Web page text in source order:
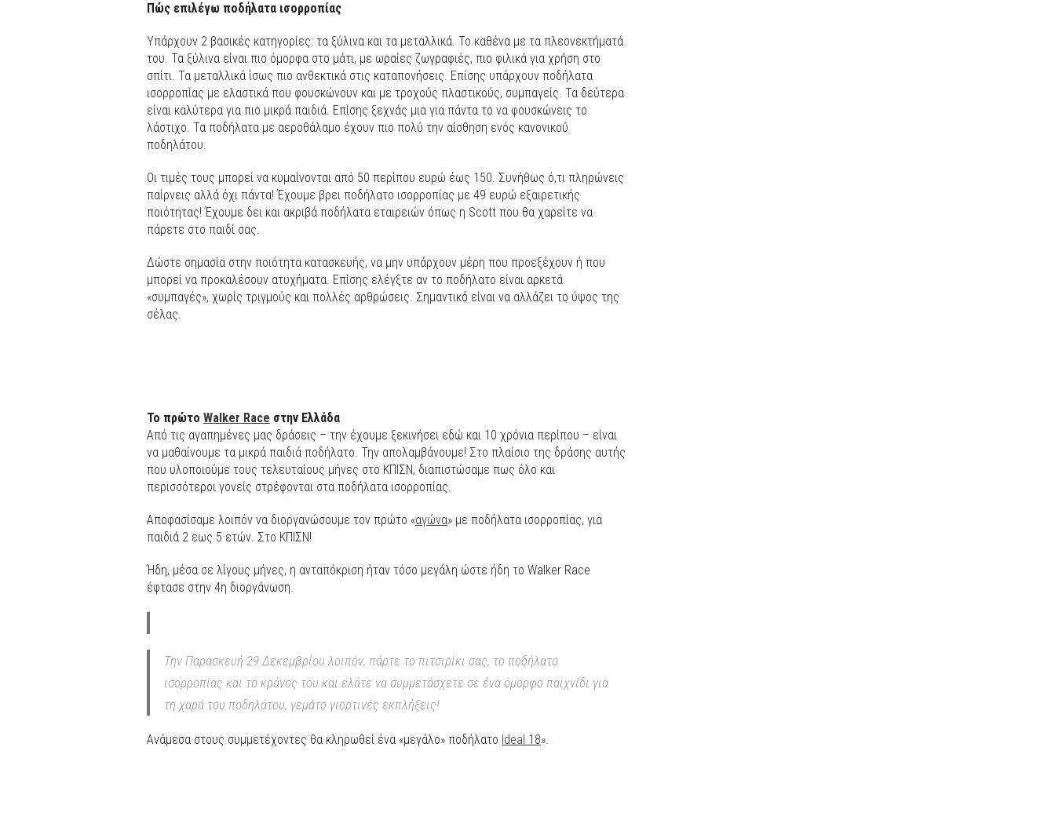
Πώς επιλέγω ποδήλατα ισορροπίας
Υπάρχουν 2 βασικές κατηγορίες: τα ξύλινα και τα μεταλλικά. Το καθένα με τα πλεονεκτήματά
του. Τα ξύλινα είναι πιο όμορφα στο μάτι, με ωραίες ζωγραφιές, πιο φιλικά για χρήση στο
σπίτι. Τα μεταλλικά ίσως πιο ανθεκτικά στις καταπονήσεις. Επίσης υπάρχουν ποδήλατα
ισορροπίας με ελαστικά που φουσκώνουν και με τροχούς πλαστικούς, συμπαγείς. Τα δεύτερα
είναι καλύτερα για πιο μικρά παιδιά. Επίσης ξεχνάς μια για πάντα το να φουσκώνεις το
λάστιχο. Τα ποδήλατα με αεροθάλαμο έχουν πιο πολύ την αίσθηση ενός κανονικού
ποδηλάτου.
Οι τιμές τους μπορεί να κυμαίνονται από 50 περίπου ευρώ έως 150. Συνήθως ό,τι πληρώνεις
παίρνεις αλλά όχι πάντα! Έχουμε βρει ποδήλατο ισορροπίας με 49 ευρώ εξαιρετικής
ποιότητας! Έχουμε δει και ακριβά ποδήλατα εταιρειών όπως η Scott που θα χαρείτε να
πάρετε στο παιδί σας.
Δώστε σημασία στην ποιότητα κατασκευής, να μην υπάρχουν μέρη που προεξέχουν ή που
μπορεί να προκαλέσουν ατυχήματα. Επίσης ελέγξτε αν το ποδήλατο είναι αρκετά
«συμπαγές», χωρίς τριγμούς και πολλές αρθρώσεις. Σημαντικό είναι να αλλάζει το ύψος της
σέλας.
Το πρώτο Walker Race στην Ελλάδα
Από τις αγαπημένες μας δράσεις – την έχουμε ξεκινήσει εδώ και 10 χρόνια περίπου – είναι
να μαθαίνουμε τα μικρά παιδιά ποδήλατο. Την απολαμβάνουμε! Στο πλαίσιο της δράσης αυτής
που υλοποιούμε τους τελευταίους μήνες στο ΚΠΙΣΝ, διαπιστώσαμε πως όλο και
περισσότεροι γονείς στρέφονται στα ποδήλατα ισορροπίας.
Αποφασίσαμε λοιπόν να διοργανώσουμε τον πρώτο «αγώνα» με ποδήλατα ισορροπίας, για
παιδιά 2 εως 5 ετών. Στο ΚΠΙΣΝ!
Ήδη, μέσα σε λίγους μήνες, η ανταπόκριση ήταν τόσο μεγάλη ώστε ήδη το Walker Race
έφτασε στην 4η διοργάνωση.
Την Παρασκευή 29 Δεκεμβρίου λοιπόν, πάρτε το πιτσιρίκι σας, το ποδήλατο
ισορροπίας και το κράνος του και ελάτε να συμμετάσχετε σε ένα όμορφο παιχνίδι για
τη χαρά του ποδηλάτου, γεμάτο γιορτινές εκπλήξεις!
Ανάμεσα στους συμμετέχοντες θα κληρωθεί ένα «μεγάλο» ποδήλατο Ideal 18».